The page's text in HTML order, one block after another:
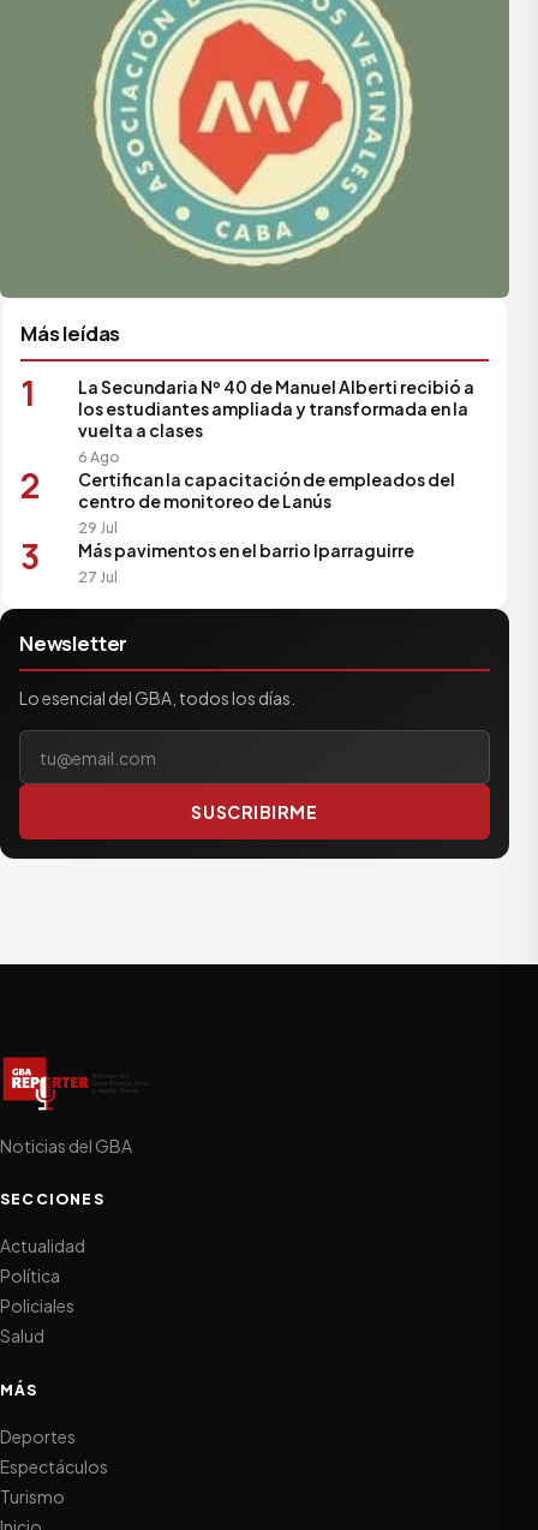
Más leídas
1
La Secundaria Nº 40 de Manuel Alberti recibió a
los estudiantes ampliada y transformada en la
vuelta a clases
6 Ago
2
Certifican la capacitación de empleados del
centro de monitoreo de Lanús
29 Jul
3 Más pavimentos en el barrio Iparraguirre
27 Jul
Newsletter
Lo esencial del GBA, todos los días.
Tu correo electrónico
SUSCRIBIRME
Noticias del GBA
SECCIONES
Actualidad
Política
Policiales
Salud
MÁS
Deportes
Espectáculos
Turismo